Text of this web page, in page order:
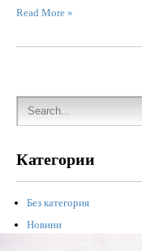
Read More »
Категории
Без категория
Новини